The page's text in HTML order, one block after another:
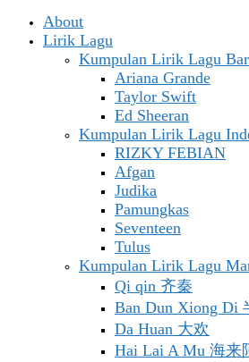
About
Lirik Lagu
Kumpulan Lirik Lagu
Ariana Grande
Taylor Swift
Ed Sheeran
Kumpulan Lirik Lagu
RIZKY FEBIAN
Afgan
Judika
Pamungkas
Seventeen
Tulus
Kumpulan Lirik Lagu
Qi qin 齐秦
Ban Dun Xiong Di
Da Huan 大欢
Hai Lai A Mu 海来